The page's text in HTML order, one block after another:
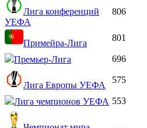
Лига конференций
УЕФА
806
Примейра-Лига
801
Премьер-Лига 696
Лига Европы УЕФА
575
Лига чемпионов УЕФА 553